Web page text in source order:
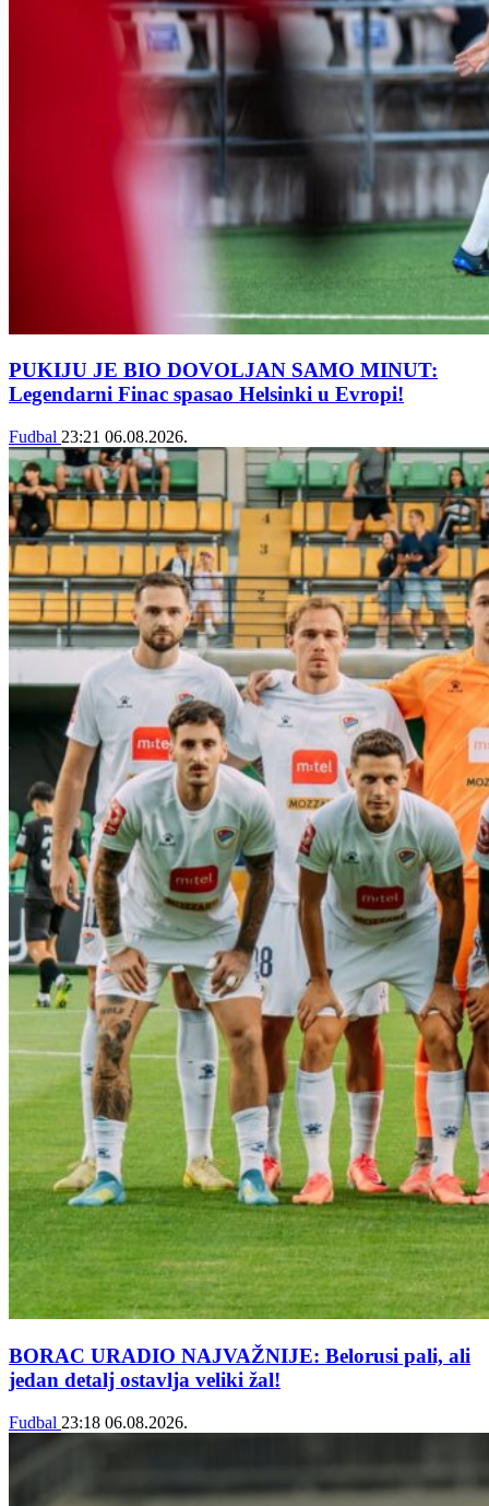
PUKIJU JE BIO DOVOLJAN SAMO MINUT:
Legendarni Finac spasao Helsinki u Evropi!
Fudbal 23:21 06.08.2026.
BORAC URADIO NAJVAŽNIJE: Belorusi pali, ali
jedan detalj ostavlja veliki žal!
Fudbal 23:18 06.08.2026.